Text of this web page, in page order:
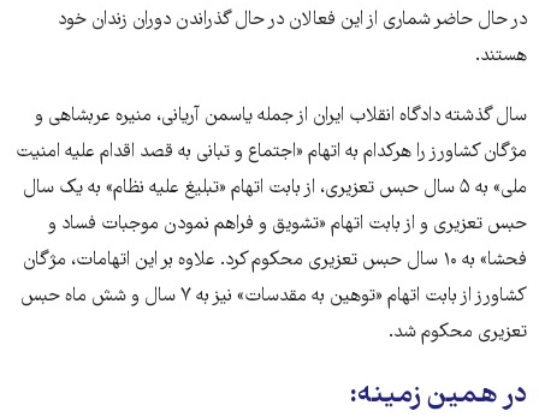
در حال حاضر شماری از این فعالان در حال گذراندن دوران زندان خود
هستند.
سال گذشته دادگاه انقلاب ایران از جمله یاسمن آریانی، منیره عربشاهی و
مژگان کشاورز را هرکدام به اتهام «اجتماع و تبانی به قصد اقدام علیه امنیت
ملی» به ۵ سال حبس تعزیری، از بابت اتهام «تبلیغ علیه نظام» به یک سال
حبس تعزیری و از بابت اتهام «تشویق و فراهم نمودن موجبات فساد و
فحشا» به ۱۰ سال حبس تعزیری محکوم کرد. علاوه بر این اتهامات، مژگان
کشاورز از بابت اتهام «توهین به مقدسات» نیز به ۷ سال و شش ماه حبس
تعزیری محکوم شد.
در همین زمینه: